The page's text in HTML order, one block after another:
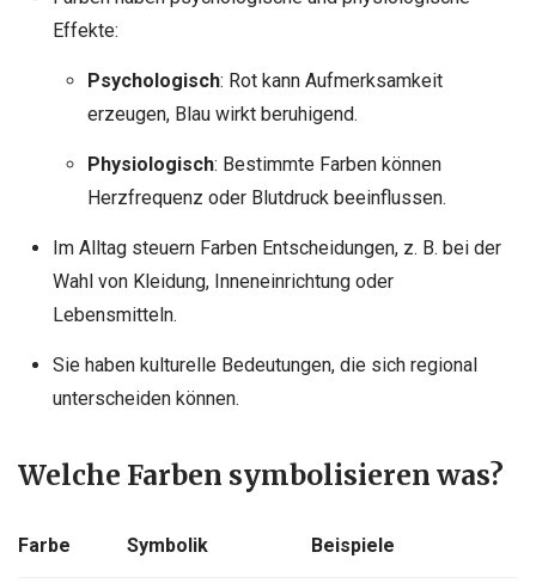
Effekte:
Psychologisch: Rot kann Aufmerksamkeit
erzeugen, Blau wirkt beruhigend.
Physiologisch: Bestimmte Farben können
Herzfrequenz oder Blutdruck beeinflussen.
Im Alltag steuern Farben Entscheidungen, z. B. bei der
Wahl von Kleidung, Inneneinrichtung oder
Lebensmitteln.
Sie haben kulturelle Bedeutungen, die sich regional
unterscheiden können.
Welche Farben symbolisieren was?
Farbe Symbolik Beispiele